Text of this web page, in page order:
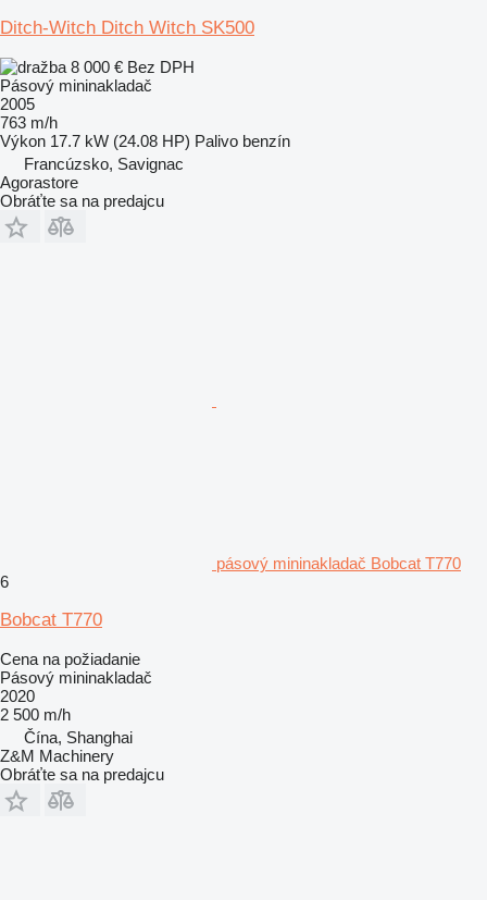
Ditch-Witch Ditch Witch SK500
8 000 € Bez DPH
Pásový mininakladač
2005
763 m/h
Výkon 17.7 kW (24.08 HP) Palivo benzín
Francúzsko, Savignac
Agorastore
Obráťte sa na predajcu
pásový mininakladač Bobcat T770
6
Bobcat T770
Cena na požiadanie
Pásový mininakladač
2020
2 500 m/h
Čína, Shanghai
Z&M Machinery
Obráťte sa na predajcu